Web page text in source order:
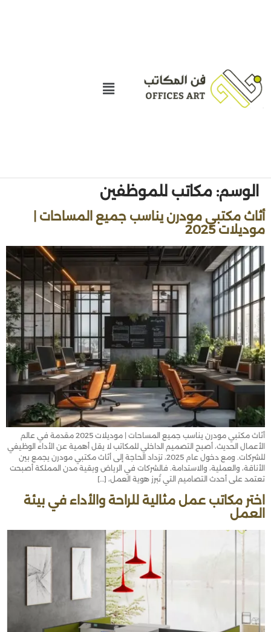
الوسم: مكاتب للموظفين
أثاث مكتبي مودرن يناسب جميع المساحات |
موديلات 2025
أثاث مكتبي مودرن يناسب جميع المساحات | موديلات 2025 مقدمة في عالم
الأعمال الحديث، أصبح التصميم الداخلي للمكاتب لا يقل أهمية عن الأداء الوظيفي
للشركات. ومع دخول عام 2025، تزداد الحاجة إلى أثاث مكتبي مودرن يجمع بين
الأناقة، والعملية، والاستدامة. فالشركات في الرياض وبقية مدن المملكة أصبحت
تعتمد على أحدث التصاميم التي تُبرز هوية العمل، […]
اختر مكاتب عمل مثالية للراحة والأداء في بيئة
العمل